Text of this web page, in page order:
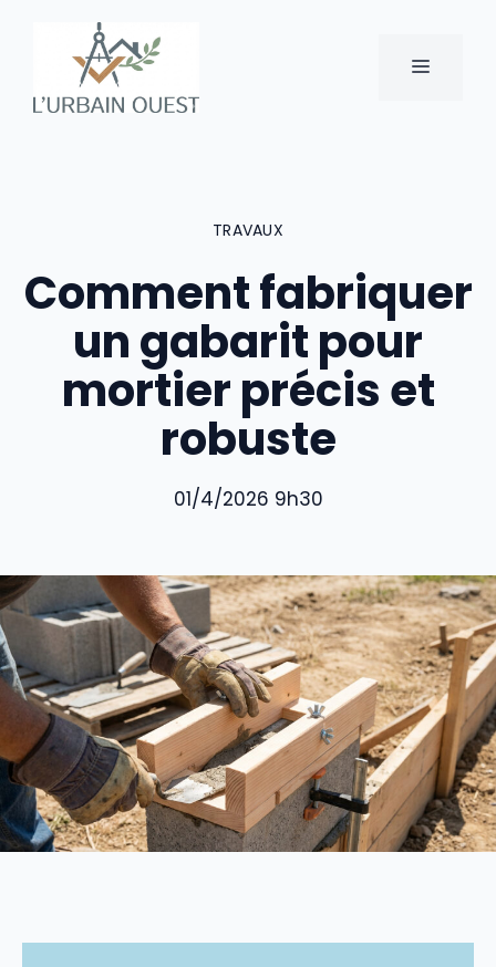
contenu
MENU
TRAVAUX
Comment fabriquer
un gabarit pour
mortier précis et
robuste
01/4/2026 9h30